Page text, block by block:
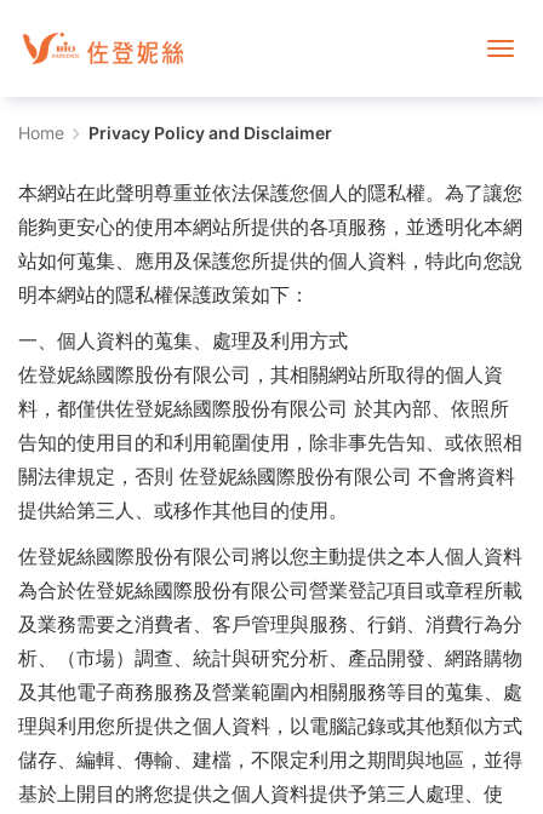
Privacy
Policy
and
Disclaimer
-
Need
to
check
Home Privacy Policy and Disclaimer
本網站在此聲明尊重並依法保護您個人的隱私權。為了讓您
能夠更安心的使用本網站所提供的各項服務，並透明化本網
站如何蒐集、應用及保護您所提供的個人資料，特此向您說
明本網站的隱私權保護政策如下：
一、個人資料的蒐集、處理及利用方式
佐登妮絲國際股份有限公司，其相關網站所取得的個人資
料，都僅供佐登妮絲國際股份有限公司 於其內部、依照所
告知的使用目的和利用範圍使用，除非事先告知、或依照相
關法律規定，否則 佐登妮絲國際股份有限公司 不會將資料
提供給第三人、或移作其他目的使用。
佐登妮絲國際股份有限公司將以您主動提供之本人個人資料
為合於佐登妮絲國際股份有限公司營業登記項目或章程所載
及業務需要之消費者、客戶管理與服務、行銷、消費行為分
析、（市場）調查、統計與研究分析、產品開發、網路購物
及其他電子商務服務及營業範圍內相關服務等目的蒐集、處
理與利用您所提供之個人資料，以電腦記錄或其他類似方式
儲存、編輯、傳輸、建檔，不限定利用之期間與地區，並得
基於上開目的將您提供之個人資料提供予第三人處理、使